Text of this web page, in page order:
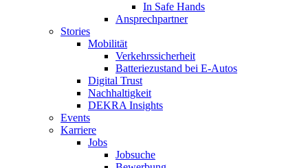
In Safe Hands
Ansprechpartner
Stories
Mobilität
Verkehrssicherheit
Batteriezustand bei E-Autos
Digital Trust
Nachhaltigkeit
DEKRA Insights
Events
Karriere
Jobs
Jobsuche